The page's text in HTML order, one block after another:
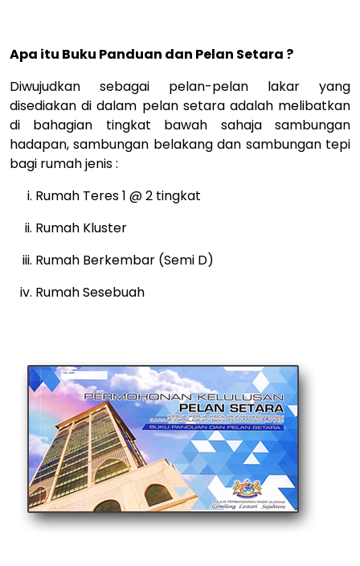
Apa itu Buku Panduan dan Pelan Setara ?
Diwujudkan sebagai pelan-pelan lakar yang
disediakan di dalam pelan setara adalah melibatkan
di bahagian tingkat bawah sahaja sambungan
hadapan, sambungan belakang dan sambungan tepi
bagi rumah jenis :
Rumah Teres 1 @ 2 tingkat
Rumah Kluster
Rumah Berkembar (Semi D)
Rumah Sesebuah